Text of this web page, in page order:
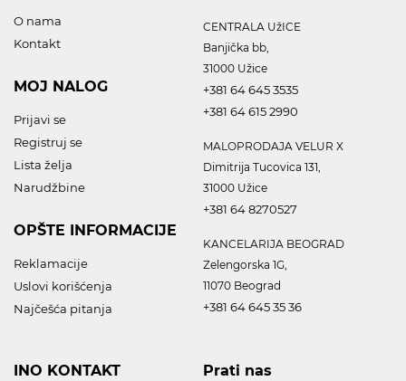
O nama
Kontakt
MOJ NALOG
Prijavi se
Registruj se
Lista želja
Narudžbine
OPŠTE INFORMACIJE
Reklamacije
Uslovi korišćenja
Najčešća pitanja
CENTRALA UžICE
Banjička bb,
31000 Užice
+381 64 645 3535
+381 64 615 2990
MALOPRODAJA VELUR X
Dimitrija Tucovica 131,
31000 Užice
+381 64 8270527
KANCELARIJA BEOGRAD
Zelengorska 1G,
11070 Beograd
+381 64 645 35 36
INO KONTAKT Prati nas